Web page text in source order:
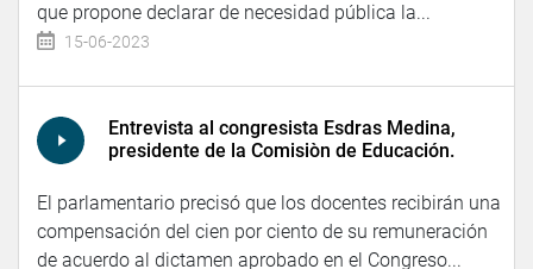
que propone declarar de necesidad pública la...
15-06-2023
Entrevista al congresista Esdras Medina,
presidente de la Comisiòn de Educación.
El parlamentario precisó que los docentes recibirán una
compensación del cien por ciento de su remuneración
de acuerdo al dictamen aprobado en el Congreso...